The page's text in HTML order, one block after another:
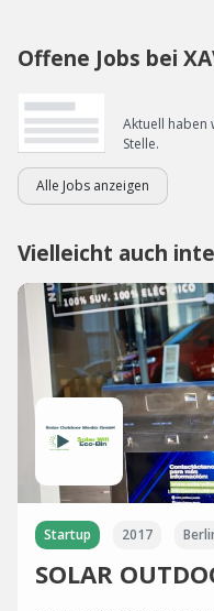
Offene Jobs bei
Aktuell haben
Stelle.
Alle Jobs anzeigen
Vielleicht auch
Startup 2017
SOLAR